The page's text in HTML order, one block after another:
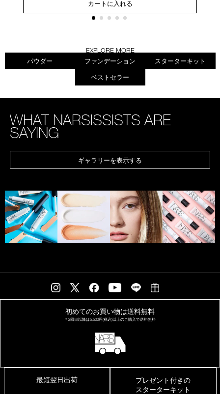
カートに入れる
EXPLORE MORE
パウダー
ファンデーション スターターキット
ベストセラー
WHAT NARSISSISTS ARE
SAYING
ギャラリーを表示する
初めてのお買い物は送料無料
＊2回目以降は5,500円(税込)以上の ご購入で送料無料
最短翌日出荷
プレゼント付きの
スターターキット